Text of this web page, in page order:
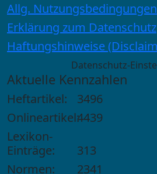
Allg. Nutzungsbedingungen
Erklärung zum Datenschutz
Haftungshinweise
Datenschutz-
Aktuelle Kennzahlen
Heftartikel:
3496
Onlineartikel:4439
Lexikon-
Einträge:
313
Normen:
2341